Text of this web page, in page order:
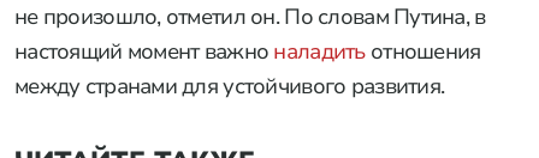
не произошло, отметил он. По словам Путина, в
настоящий момент важно наладитьотношения
между странами для устойчивого развития.